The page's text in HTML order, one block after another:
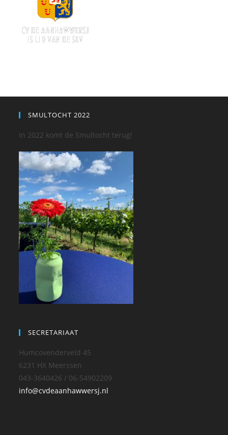
SMULTOCHT 2022
In 2022 komt de Smultocht terug!
SECRETARIAAT
Humcovenderveld 45
6231 HX Meerssen
043-3640426 / 06-54902209
info@cvdeaanhawwersj.nl